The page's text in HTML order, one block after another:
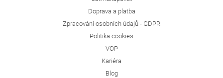
Doprava a platba
Zpracování osobních údajů - GDPR
Politika cookies
VOP
Kariéra
Blog